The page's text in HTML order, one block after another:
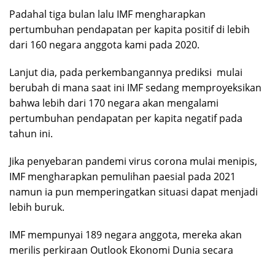
Padahal tiga bulan lalu IMF mengharapkan
pertumbuhan pendapatan per kapita positif di lebih
dari 160 negara anggota kami pada 2020.
Lanjut dia, pada perkembangannya prediksi mulai
berubah di mana saat ini IMF sedang memproyeksikan
bahwa lebih dari 170 negara akan mengalami
pertumbuhan pendapatan per kapita negatif pada
tahun ini.
Jika penyebaran pandemi virus corona mulai menipis,
IMF mengharapkan pemulihan paesial pada 2021
namun ia pun memperingatkan situasi dapat menjadi
lebih buruk.
IMF mempunyai 189 negara anggota, mereka akan
merilis perkiraan Outlook Ekonomi Dunia secara